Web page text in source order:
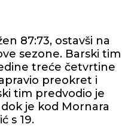
87:73, ostavši na
sezone. Barski tim
treće četvrtine
preokret i
tim predvodio je
je kod Mornara
s 19.